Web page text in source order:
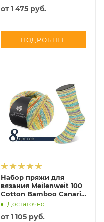
от1 475 руб.
ПОДРОБНЕЕ
Набор пряжи для
вязания Meilenweit 100
Cotton Bamboo Canario
Lana Grossa (2026 вар.1)
Достаточно
от1 105 руб.